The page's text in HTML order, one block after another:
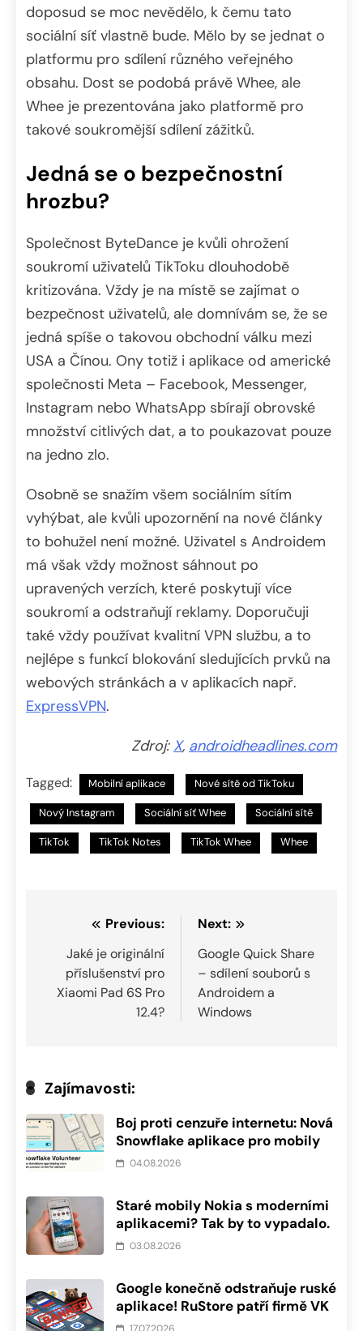
doposud se moc nevědělo, k čemu tato
sociální síť vlastně bude. Mělo by se jednat o
platformu pro sdílení různého veřejného
obsahu. Dost se podobá právě Whee, ale
Whee je prezentována jako platformě pro
takové soukromější sdílení zážitků.
Jedná se o bezpečnostní
hrozbu?
Společnost ByteDance je kvůli ohrožení
soukromí uživatelů TikToku dlouhodobě
kritizována. Vždy je na místě se zajímat o
bezpečnost uživatelů, ale domnívám se, že se
jedná spíše o takovou obchodní válku mezi
USA a Čínou. Ony totiž i aplikace od americké
společnosti Meta – Facebook, Messenger,
Instagram nebo WhatsApp sbírají obrovské
množství citlivých dat, a to poukazovat pouze
na jedno zlo.
Osobně se snažím všem sociálním sítím
vyhýbat, ale kvůli upozornění na nové články
to bohužel není možné. Uživatel s Androidem
má však vždy možnost sáhnout po
upravených verzích, které poskytují více
soukromí a odstraňují reklamy. Doporučuji
také vždy používat kvalitní VPN službu, a to
nejlépe s funkcí blokování sledujících prvků na
webových stránkách a v aplikacích např.
ExpressVPN.
Zdroj: X, androidheadlines.com
Tagged: Mobilní aplikace Nové sítě od TikToku
Nový Instagram Sociální síť Whee Sociální sítě
TikTok TikTok Notes TikTok Whee Whee
Navigace
pro
příspěvek
Previous:
Jaké je originální
příslušenství pro
Xiaomi Pad 6S Pro
12.4?
Next:
Google Quick Share
– sdílení souborů s
Androidem a
Windows
Zajímavosti:
Boj proti cenzuře internetu: Nová
Snowflake aplikace pro mobily
04.08.2026
Staré mobily Nokia s moderními
aplikacemi? Tak by to vypadalo.
03.08.2026
Google konečně odstraňuje ruské
aplikace! RuStore patří firmě VK